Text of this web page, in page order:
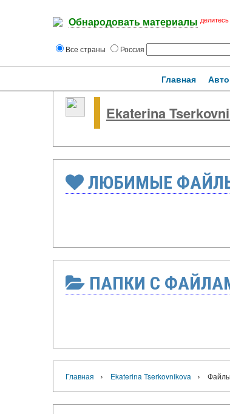
Обнародовать материалы
Все страны Россия
Главная
Ekaterina
ЛЮБИМЫЕ
ПАПКИ С
Главная › Ekaterina Tserkovnikova › Файлы